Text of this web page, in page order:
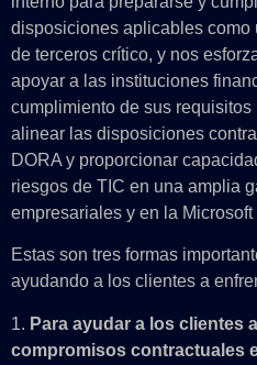
disposiciones aplicables como
de terceros crítico, y nos
apoyar a las instituciones
cumplimiento de sus
alinear las disposiciones
DORA y proporcionar
riesgos de TIC en una amplia
empresariales y en la Microsoft
Estas son tres formas
ayudando a los clientes a
1. Para ayudar a los clientes
compromisos contractuales